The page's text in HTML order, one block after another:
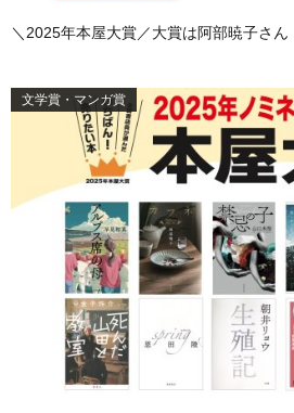
＼2025年本屋大賞／大賞は阿部暁子さん
文学賞・マンガ賞